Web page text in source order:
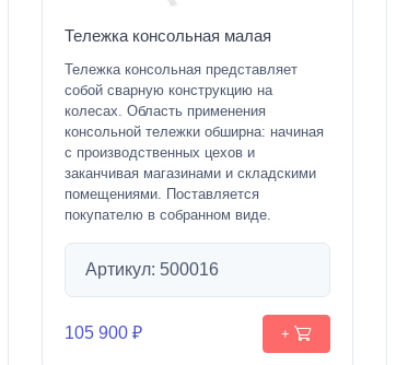
Тележка консольная малая
Тележка консольная представляет
собой сварную конструкцию на
колесах. Область применения
консольной тележки обширна: начиная
с производственных цехов и
заканчивая магазинами и складскими
помещениями. Поставляется
покупателю в собранном виде.
Артикул: 500016
105 900 ₽ +